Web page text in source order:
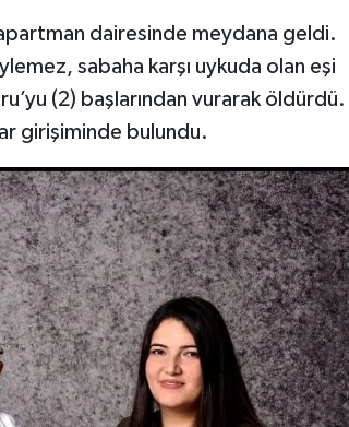
dairesinde meydana geldi.
sabaha karşı uykuda olan eşi
(2) başlarından vurarak öldürdü.
girişiminde bulundu.